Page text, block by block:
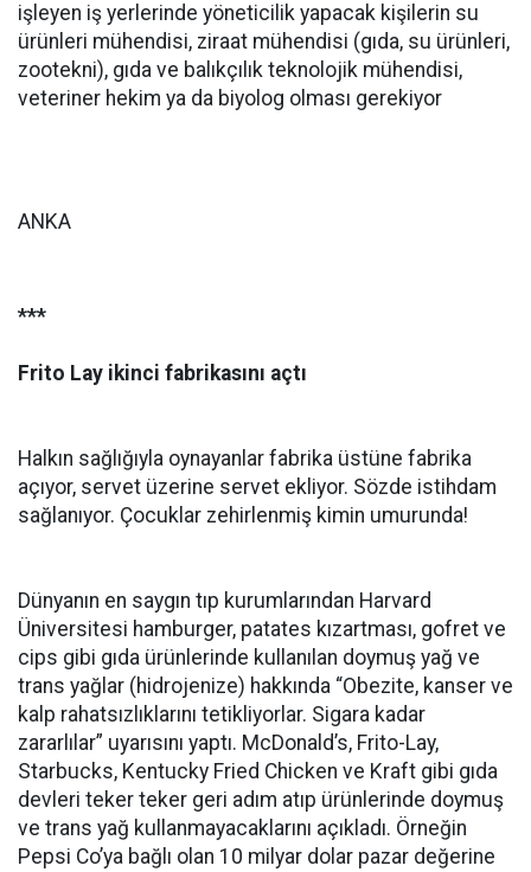
işleyen iş yerlerinde yöneticilik yapacak kişilerin su
ürünleri mühendisi, ziraat mühendisi (gıda, su ürünleri,
zootekni), gıda ve balıkçılık teknolojik mühendisi,
veteriner hekim ya da biyolog olması gerekiyor
ANKA
***
Frito Lay ikinci fabrikasını açtı
Halkın sağlığıyla oynayanlar fabrika üstüne fabrika
açıyor, servet üzerine servet ekliyor. Sözde istihdam
sağlanıyor. Çocuklar zehirlenmiş kimin umurunda!
Dünyanın en saygın tıp kurumlarından Harvard
Üniversitesi hamburger, patates kızartması, gofret ve
cips gibi gıda ürünlerinde kullanılan doymuş yağ ve
trans yağlar (hidrojenize) hakkında “Obezite, kanser ve
kalp rahatsızlıklarını tetikliyorlar. Sigara kadar
zararlılar” uyarısını yaptı. McDonald’s, Frito-Lay,
Starbucks, Kentucky Fried Chicken ve Kraft gibi gıda
devleri teker teker geri adım atıp ürünlerinde doymuş
ve trans yağ kullanmayacaklarını açıkladı. Örneğin
Pepsi Co’ya bağlı olan 10 milyar dolar pazar değerine